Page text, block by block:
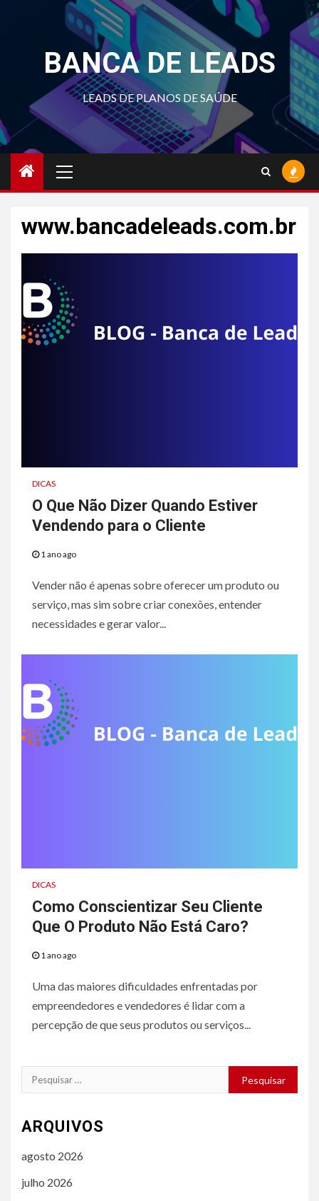
BANCA DE LEADS
LEADS DE PLANOS DE SAÚDE
Menu
www.bancadeleads.com.br
DICAS
O Que Não Dizer Quando Estiver
Vendendo para o Cliente
1 ano ago
Vender não é apenas sobre oferecer um produto ou
serviço, mas sim sobre criar conexões, entender
necessidades e gerar valor...
DICAS
Como Conscientizar Seu Cliente
Que O Produto Não Está Caro?
1 ano ago
Uma das maiores dificuldades enfrentadas por
empreendedores e vendedores é lidar com a
percepção de que seus produtos ou serviços...
Pesquisar
por:
ARQUIVOS
agosto 2026
julho 2026